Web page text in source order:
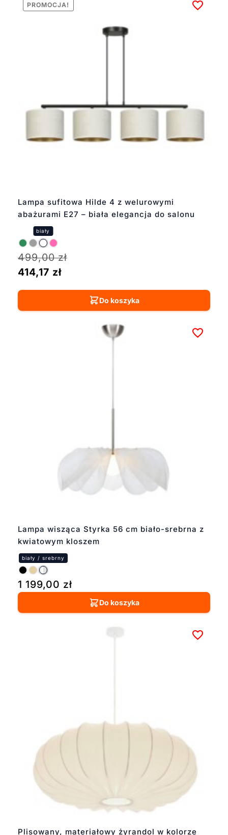
Lampa sufitowa Hilde 4 z welurowymi
abażurami E27 – biała elegancja do salonu
PROMOCJA!
499,00zł
414,17 zł
Do koszyka
Lampa wisząca Styrka 56 cm biało-srebrna z
kwiatowym kloszem
1 199,00 zł
Do koszyka
Plisowany, materiałowy żyrandol w kolorze